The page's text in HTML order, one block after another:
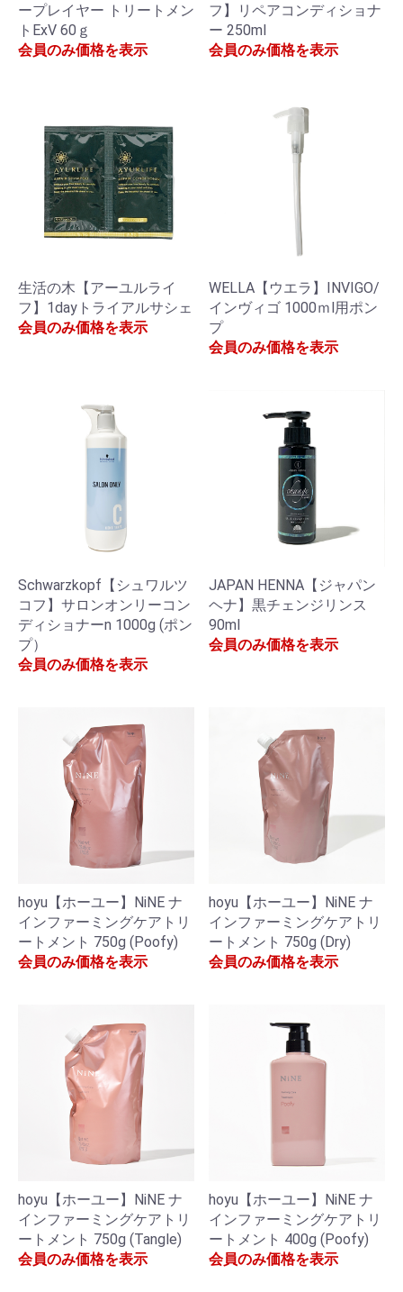
ープレイヤー トリートメン
トExV 60ｇ
会員のみ価格を表示
フ】リペアコンディショナ
ー 250ml
会員のみ価格を表示
生活の木【アーユルライ
フ】1dayトライアルサシェ
会員のみ価格を表示
WELLA【ウエラ】INVIGO/
インヴィゴ 1000ｍl用ポン
プ
会員のみ価格を表示
Schwarzkopf【シュワルツ
コフ】サロンオンリーコン
ディショナーn 1000g (ポン
プ）
会員のみ価格を表示
JAPAN HENNA【ジャパン
ヘナ】黒チェンジリンス
90ml
会員のみ価格を表示
hoyu【ホーユー】NiNE ナ
インファーミングケアトリ
ートメント 750g (Poofy)
会員のみ価格を表示
hoyu【ホーユー】NiNE ナ
インファーミングケアトリ
ートメント 750g (Dry)
会員のみ価格を表示
hoyu【ホーユー】NiNE ナ
インファーミングケアトリ
ートメント 750g (Tangle)
会員のみ価格を表示
hoyu【ホーユー】NiNE ナ
インファーミングケアトリ
ートメント 400g (Poofy)
会員のみ価格を表示